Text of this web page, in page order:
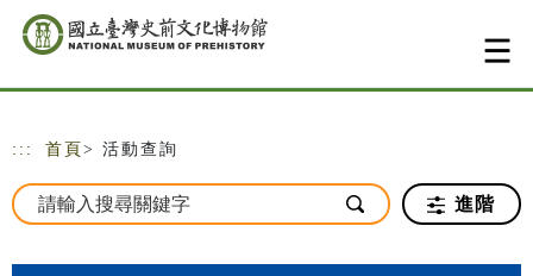
跳到主要內容
網站導覽
::: 首頁 > 活動查詢
進階